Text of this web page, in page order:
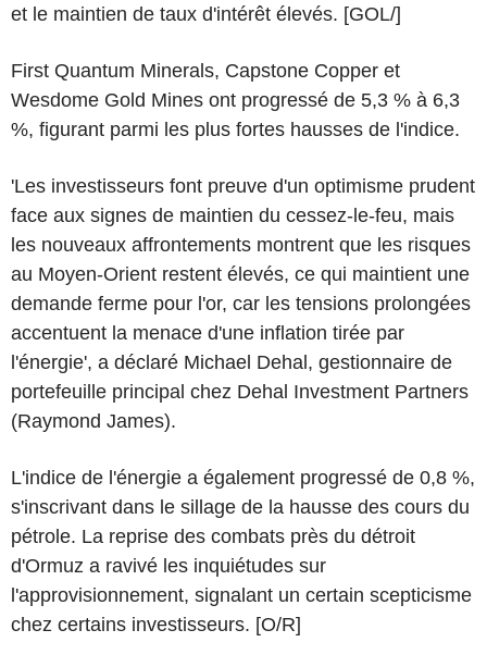
et le maintien de taux d'intérêt élevés. [GOL/]
First Quantum Minerals, Capstone Copper et
Wesdome Gold Mines ont progressé de 5,3 % à 6,3
%, figurant parmi les plus fortes hausses de l'indice.
'Les investisseurs font preuve d'un optimisme prudent
face aux signes de maintien du cessez-le-feu, mais
les nouveaux affrontements montrent que les risques
au Moyen-Orient restent élevés, ce qui maintient une
demande ferme pour l'or, car les tensions prolongées
accentuent la menace d'une inflation tirée par
l'énergie', a déclaré Michael Dehal, gestionnaire de
portefeuille principal chez Dehal Investment Partners
(Raymond James).
L'indice de l'énergie a également progressé de 0,8 %,
s'inscrivant dans le sillage de la hausse des cours du
pétrole. La reprise des combats près du détroit
d'Ormuz a ravivé les inquiétudes sur
l'approvisionnement, signalant un certain scepticisme
chez certains investisseurs. [O/R]